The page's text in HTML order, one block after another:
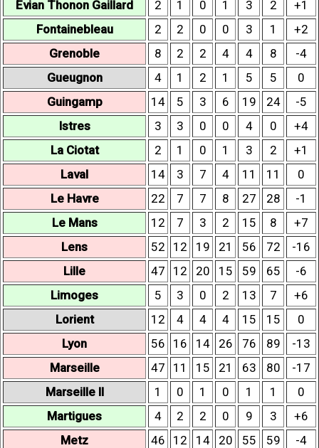
Evian Thonon Gaillard
2 1 0 1 3 2
+1
Fontainebleau
2 2 0 0 3 1
+2
Grenoble
8 2 2 4 4 8
-4
Gueugnon
4 1 2 1 5 5
0
Guingamp
14 5 3 6 19 24
-5
Istres
3 3 0 0 4 0
+4
La Ciotat
2 1 0 1 3 2
+1
Laval
14 3 7 4 11 11
0
Le Havre
22 7 7 8 27 28
-1
Le Mans
12 7 3 2 15 8
+7
Lens
52 12 19 21 56 72
-16
Lille
47 12 20 15 59 65
-6
Limoges
5 3 0 2 13 7
+6
Lorient
12 4 4 4 15 15
0
Lyon
56 16 14 26 76 89
-13
Marseille
47 11 15 21 63 80
-17
Marseille II
1 0 1 0 1 1
0
Martigues
4 2 2 0 9 3
+6
Metz
46 12 14 20 55 59
-4